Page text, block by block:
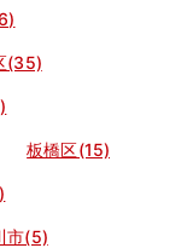
(35)
板橋区(15)
市(5)